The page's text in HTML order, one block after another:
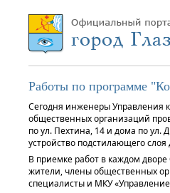
Работы по программе
Сегодня инженеры Управления
общественных организаций
по ул. Пехтина, 14 и дома по ул.
устройство подстилающего слоя
В приемке работ в каждом
жители, члены общественных
специалисты и МКУ «Управление